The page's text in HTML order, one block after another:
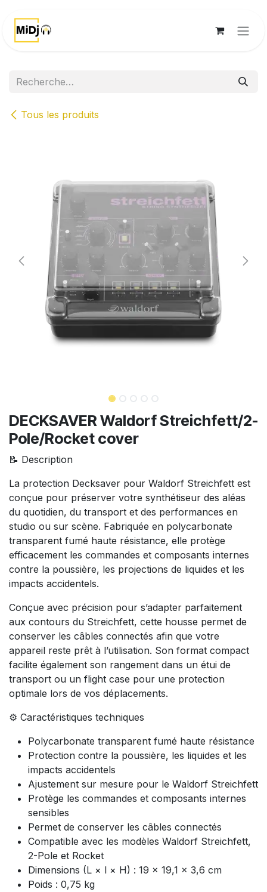
Tous les produits
DECKSAVER Waldorf Streichfett/2-
Pole/Rocket cover
📝 Description
La protection Decksaver pour Waldorf Streichfett est
conçue pour préserver votre synthétiseur des aléas
du quotidien, du transport et des performances en
studio ou sur scène. Fabriquée en polycarbonate
transparent fumé haute résistance, elle protège
efficacement les commandes et composants internes
contre la poussière, les projections de liquides et les
impacts accidentels.
Conçue avec précision pour s’adapter parfaitement
aux contours du Streichfett, cette housse permet de
conserver les câbles connectés afin que votre
appareil reste prêt à l’utilisation. Son format compact
facilite également son rangement dans un étui de
transport ou un flight case pour une protection
optimale lors de vos déplacements.
⚙️ Caractéristiques techniques
Polycarbonate transparent fumé haute résistance
Protection contre la poussière, les liquides et les
impacts accidentels
Ajustement sur mesure pour le Waldorf Streichfett
Protège les commandes et composants internes
sensibles
Permet de conserver les câbles connectés
Compatible avec les modèles Waldorf Streichfett,
2-Pole et Rocket
Dimensions (L × l × H) : 19 × 19,1 × 3,6 cm
Poids : 0,75 kg